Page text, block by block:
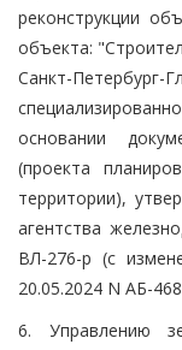
реконструкции
объекта:
Санкт-
основании
(проекта
территории),
агентства
ВЛ-276-р (с
20.05.2024 N АБ-
6. Управлению